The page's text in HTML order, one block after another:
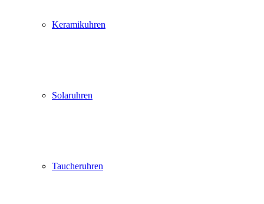
Keramikuhren
Solaruhren
Taucheruhren